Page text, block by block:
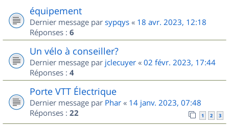
équipement
Dernier message par sypqys « 18 avr. 2023, 12:18
Réponses : 6
Un vélo à conseiller?
Dernier message par jclecuyer « 02 févr. 2023, 17:44
Réponses : 4
Porte VTT Électrique
Dernier message par Phar « 14 janv. 2023, 07:48
Réponses : 22 1 2 3